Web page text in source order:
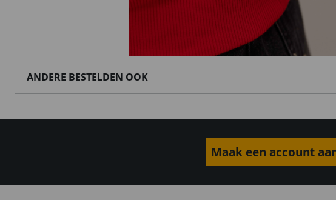
ANDERE BESTELDEN OOK
Maak een account